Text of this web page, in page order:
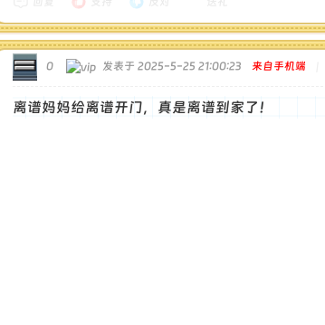
0 发表于 2025-5-25 21:00:23 来自手机端
离谱妈妈给离谱开门，真是离谱到家了！